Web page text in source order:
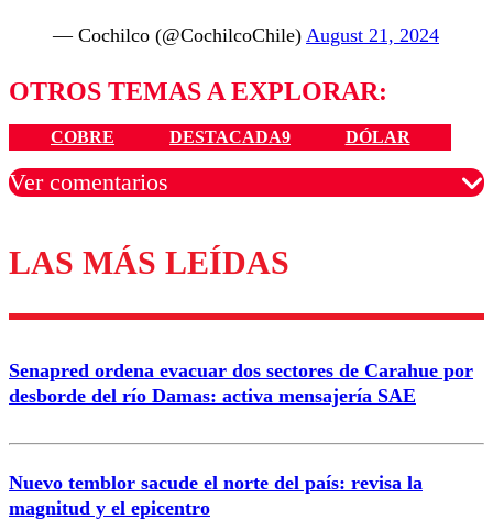
— Cochilco (@CochilcoChile) August 21, 2024
OTROS TEMAS A EXPLORAR:
COBRE DESTACADA9 DÓLAR
Ver comentarios
Los comentarios son moderados para garantizar un
diálogo respetuoso.
Correo
LAS MÁS LEÍDAS
Senapred ordena evacuar dos sectores de Carahue por
desborde del río Damas: activa mensajería SAE
Nuevo temblor sacude el norte del país: revisa la
magnitud y el epicentro